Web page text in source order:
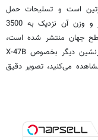
است و تسلیحات حمل
نمی‌کند. فاصله بین دو سر بال آن حدود 20 متر و وزن آن نزدیک به 3500
جهان منتشر شده است،
چراکه این هواپیما شبیه به چند هواپیمای بدون‌سرنشین دیگر بخصوص X-47B
می‌کنید، تصویر دقیق